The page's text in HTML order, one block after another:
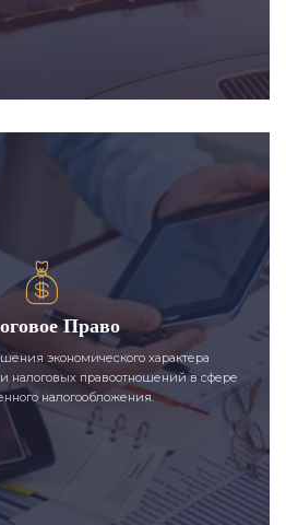
Право
экономического характера
правоотношений в сфере
налогообложения.